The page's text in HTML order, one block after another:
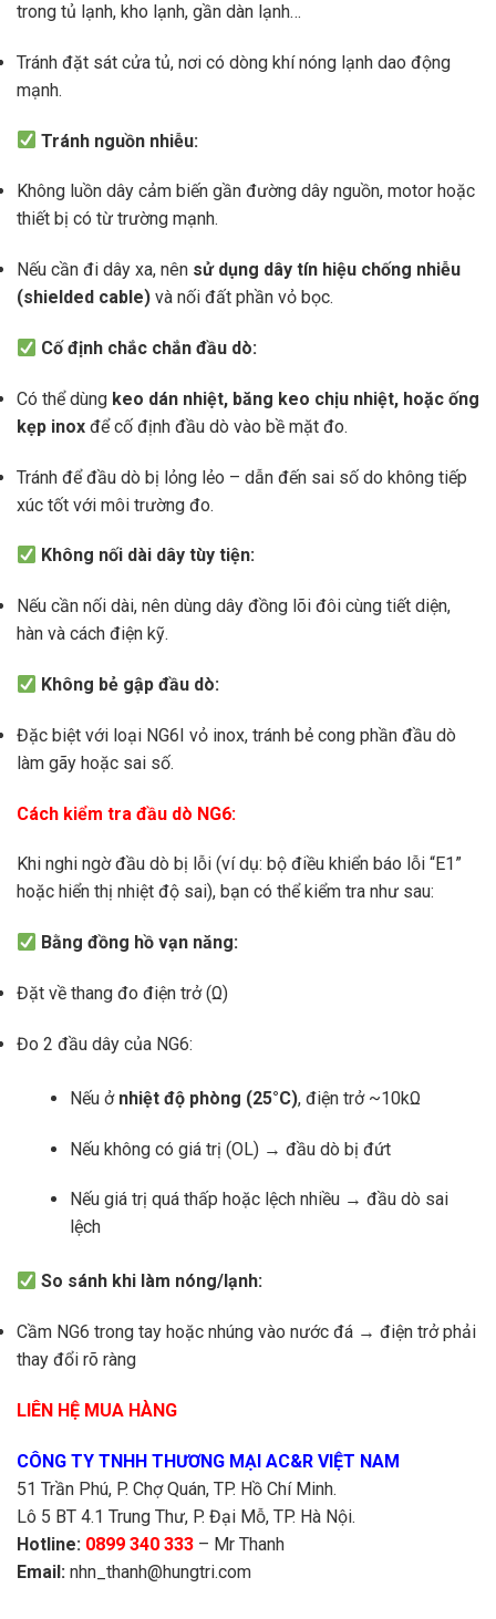
trong tủ lạnh, kho lạnh, gần dàn lạnh…
Tránh đặt sát cửa tủ, nơi có dòng khí nóng lạnh dao động
mạnh.
Tránh nguồn nhiễu:
Không luồn dây cảm biến gần đường dây nguồn, motor hoặc
thiết bị có từ trường mạnh.
Nếu cần đi dây xa, nên sử dụng dây tín hiệu chống nhiễu
(shielded cable) và nối đất phần vỏ bọc.
Cố định chắc chắn đầu dò:
Có thể dùng keo dán nhiệt, băng keo chịu nhiệt, hoặc ống
kẹp inox để cố định đầu dò vào bề mặt đo.
Tránh để đầu dò bị lỏng lẻo – dẫn đến sai số do không tiếp
xúc tốt với môi trường đo.
Không nối dài dây tùy tiện:
Nếu cần nối dài, nên dùng dây đồng lõi đôi cùng tiết diện,
hàn và cách điện kỹ.
Không bẻ gập đầu dò:
Đặc biệt với loại NG6I vỏ inox, tránh bẻ cong phần đầu dò
làm gãy hoặc sai số.
Cách kiểm tra đầu dò NG6:
Khi nghi ngờ đầu dò bị lỗi (ví dụ: bộ điều khiển báo lỗi “E1”
hoặc hiển thị nhiệt độ sai), bạn có thể kiểm tra như sau:
Bằng đồng hồ vạn năng:
Đặt về thang đo điện trở (Ω)
Đo 2 đầu dây của NG6:
Nếu ở nhiệt độ phòng (25°C), điện trở ~10kΩ
Nếu không có giá trị (OL) → đầu dò bị đứt
Nếu giá trị quá thấp hoặc lệch nhiều → đầu dò sai
lệch
So sánh khi làm nóng/lạnh:
Cầm NG6 trong tay hoặc nhúng vào nước đá → điện trở phải
thay đổi rõ ràng
LIÊN HỆ MUA HÀNG
CÔNG TY TNHH THƯƠNG MẠI AC&R VIỆT NAM
51 Trần Phú, P. Chợ Quán, TP. Hồ Chí Minh.
Lô 5 BT 4.1 Trung Thư, P. Đại Mỗ, TP. Hà Nội.
Hotline: 0899 340 333 – Mr Thanh
Email: nhn_thanh@hungtri.com